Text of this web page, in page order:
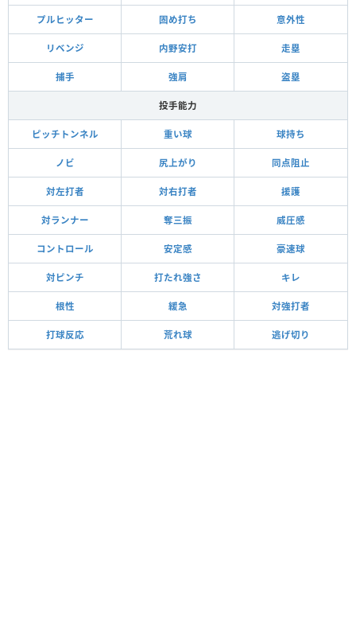
プルヒッター 固め打ち 意外性
リベンジ 内野安打 走塁
捕手 強肩 盗塁
投手能力
ピッチトンネル 重い球 球持ち
ノビ 尻上がり 同点阻止
対左打者 対右打者 援護
対ランナー 奪三振 威圧感
コントロール 安定感 豪速球
対ピンチ 打たれ強さ キレ
根性 緩急 対強打者
打球反応 荒れ球 逃げ切り